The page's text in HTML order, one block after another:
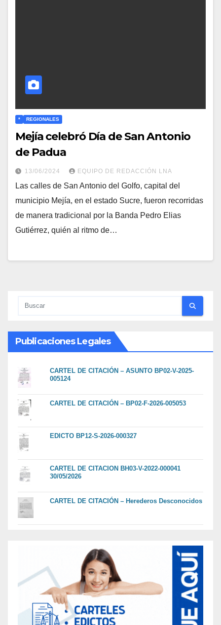
* REGIONALES
Mejía celebró Día de San Antonio
de Padua
13/06/2024 EQUIPO DE REDACCIÓN LNA
Las calles de San Antonio del Golfo, capital del
municipio Mejía, en el estado Sucre, fueron recorridas
de manera tradicional por la Banda Pedro Elias
Gutiérrez, quién al ritmo de…
Publicaciones Legales
CARTEL DE CITACIÓN – ASUNTO BP02-V-2025-
005124
CARTEL DE CITACIÓN – BP02-F-2026-005053
EDICTO BP12-S-2026-000327
CARTEL DE CITACION BH03-V-2022-000041
30/05/2026
CARTEL DE CITACIÓN – Herederos Desconocidos